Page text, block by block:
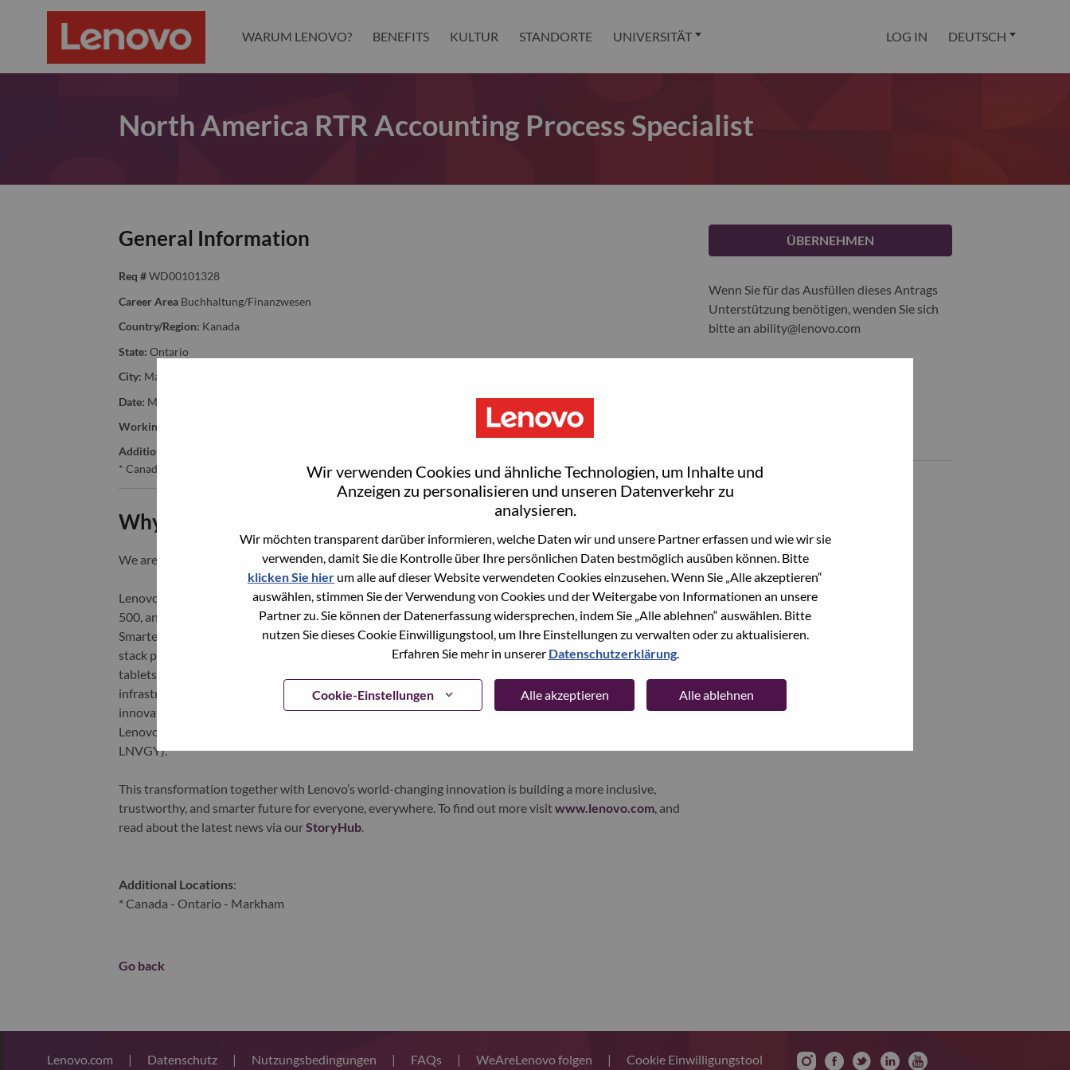
Wir verwenden Cookies und ähnliche Technologien, um Inhalte und
Anzeigen zu personalisieren und unseren Datenverkehr zu
analysieren.
Wir möchten transparent darüber informieren, welche Daten wir und unsere Partner erfassen und wie wir sie
verwenden, damit Sie die Kontrolle über Ihre persönlichen Daten bestmöglich ausüben können. Bitte
klicken Sie hier um alle auf dieser Website verwendeten Cookies einzusehen. Wenn Sie „Alle akzeptieren“
auswählen, stimmen Sie der Verwendung von Cookies und der Weitergabe von Informationen an unsere
Partner zu. Sie können der Datenerfassung widersprechen, indem Sie „Alle ablehnen“ auswählen. Bitte
nutzen Sie dieses Cookie Einwilligungstool, um Ihre Einstellungen zu verwalten oder zu aktualisieren.
Erfahren Sie mehr in unserer Datenschutzerklärung.
Cookie-Einstellungen Alle akzeptieren Alle ablehnen
WARUM LENOVO? BENEFITS KULTUR STANDORTE UNIVERSITÄT LOG IN DEUTSCH
North America RTR Accounting Process Specialist
General Information
Req # WD00101328
Career Area Buchhaltung/Finanzwesen
Country/Region: Kanada
State: Ontario
City: Markham
Date: Mittwoch, Juni 24, 2026
Working Time:
Additional Locations
* Canada - Ontario - Markham
Why Work at Lenovo
We are Lenovo. We do what we say. We own what we do. We WOW our customers.
Lenovo is a US$83 billion revenue global technology powerhouse, ranked #153 in the Fortune Global
500, and serving millions of customers every day in 180 markets. Focused on a bold vision to deliver
Smarter Technology for All, Lenovo has built on its success as the world’s largest PC company with a full-
stack portfolio of AI-enabled, AI-ready, and AI-optimized devices (PCs, workstations, smartphones,
tablets), infrastructure (server, storage, edge, high performance computing and software defined
infrastructure), software, solutions, and services. Lenovo’s continued investment in world-changing
innovation is building a more equitable, trustworthy, and smarter future for everyone, everywhere.
Lenovo is listed on the Hong Kong stock exchange under Lenovo Group Limited (HKSE: 992) (ADR:
LNVGY).
This transformation together with Lenovo’s world-changing innovation is building a more inclusive,
trustworthy, and smarter future for everyone, everywhere. To find out more visitwww.lenovo.com, and
read about the latest news via ourStoryHub.
Additional Locations:
* Canada - Ontario - Markham
Go back
ÜBERNEHMEN
Wenn Sie für das Ausfüllen dieses Antrags
Unterstützung benötigen, wenden Sie sich
bitte an ability@lenovo.com
Alle anzeigen
Lenovo.com | Datenschutz | Nutzungsbedingungen | FAQs | WeAreLenovo folgen | Cookie Einwilligungstool